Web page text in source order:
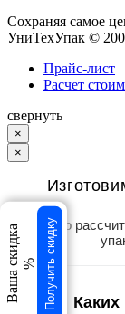
Сохраняя самое
УниТехУпак ©
Прайс-лист
Расчет
свернуть
×
×
Точно
/3
Ваша скидка % Получить скидку